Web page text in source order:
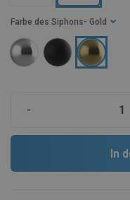
Farbe des Siphons - Gold
-
In